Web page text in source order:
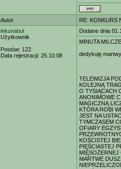
Autor
RE: KONKURS
inkunabuł
Użytkownik
Postów: 122
Data rejestracji: 25.10.08
Dodane dnia
MINUTA
dedykuję
TELEWIZJA
KOLEJNĄ
O TYSIĄCACH
ANONIMOWE
MAGICZNĄ
KTÓRA ROBI
JEST NA
TYMCZASEM
OFIARY
KOŚCISTEJ
PIĘŚCIASTEJ
MIĘSOŻERNEJ
MARTWE